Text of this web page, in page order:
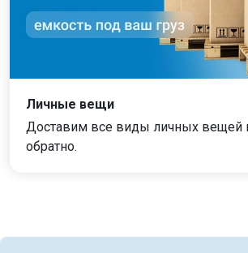
Личные вещи
Доставим все виды личных вещей
обратно.